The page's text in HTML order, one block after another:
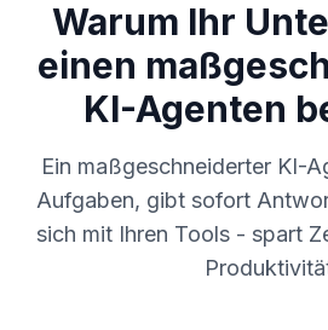
Warum Ihr
einen
KI-Agenten
Ein maßgeschneiderter KI-
Aufgaben, gibt sofort
sich mit Ihren Tools - spart